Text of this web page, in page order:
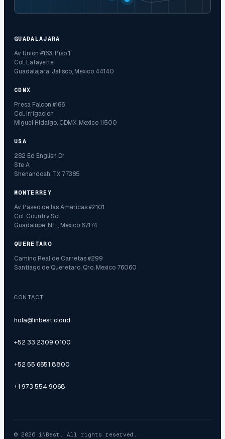
GUADALAJARA
Av. Union #163, Piso 1
Col. Lafayette
Guadalajara, Jalisco, Mexico 44140
CDMX
Presa Falcon #166
Col. Irrigacion
Miguel Hidalgo, CDMX, Mexico 11500
USA
282 Ed English Dr
Ste A
Shenandoah, TX 77385
MONTERREY
Av. Paseo de las Americas #2101
Col. Country Sol
Guadalupe, N.L., Mexico 67174
QUERETARO
Camino Real de Carretas #299
Santiago de Queretaro, Qro, Mexico 76060
CONTACT
hola@inbest.cloud
+52 33 2309 0100
+52 55 6651 8800
+1 973 554 9068
© 2026 iNBest. All rights reserved.